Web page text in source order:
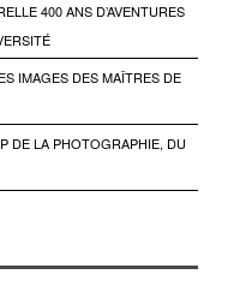
400 ANS D’AVENTURES
IMAGES DES MAÎTRES DE
DE LA PHOTOGRAPHIE, DU